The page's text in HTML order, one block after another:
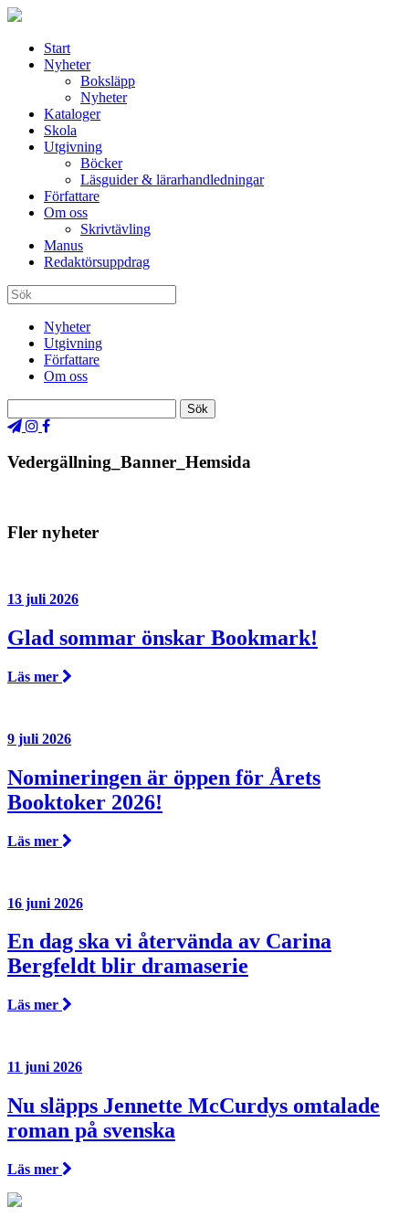
Start
Nyheter
Boksläpp
Nyheter
Kataloger
Skola
Utgivning
Böcker
Läsguider & lärarhandledningar
Författare
Om oss
Skrivtävling
Manus
Redaktörsuppdrag
Nyheter
Utgivning
Författare
Om oss
Vedergällning_Banner_Hemsida
Fler nyheter
13 juli 2026
Glad sommar önskar Bookmark!
Läs mer
9 juli 2026
Nomineringen är öppen för Årets
Booktoker 2026!
Läs mer
16 juni 2026
En dag ska vi återvända av Carina
Bergfeldt blir dramaserie
Läs mer
11 juni 2026
Nu släpps Jennette McCurdys omtalade
roman på svenska
Läs mer